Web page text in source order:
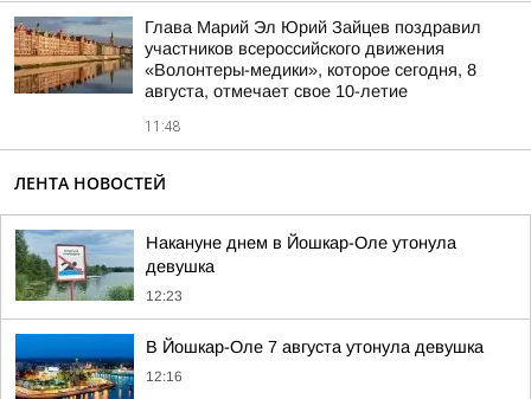
Глава Марий Эл Юрий Зайцев поздравил
участников всероссийского движения
«Волонтеры-медики», которое сегодня, 8
августа, отмечает свое 10-летие
11:48
ЛЕНТА НОВОСТЕЙ
Накануне днем в Йошкар-Оле утонула
девушка
12:23
В Йошкар-Оле 7 августа утонула девушка
12:16